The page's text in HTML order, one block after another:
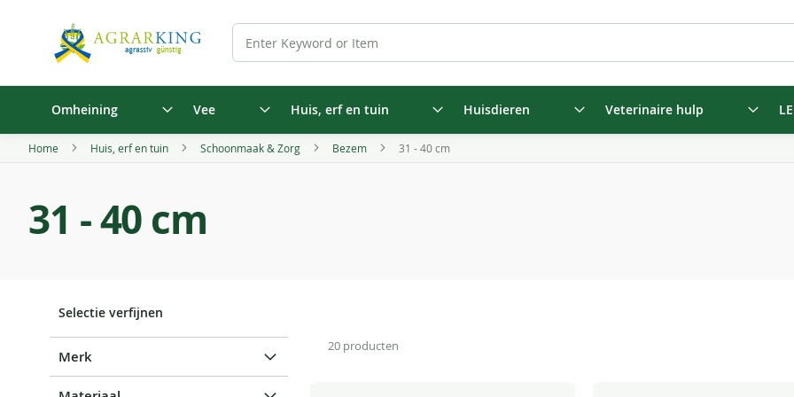
Omheining Vee Huis, erf en tuin Huisdieren Veterinaire hulp
Home Huis, erf en tuin Schoonmaak & Zorg Bezem 31 - 40 cm
31 - 40 cm
20producten
Selectie verfijnen
Merk